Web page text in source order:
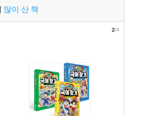
많이 산 책
2/4